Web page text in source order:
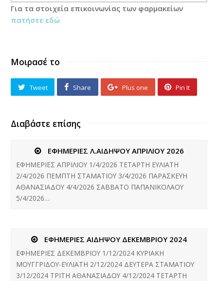
Για τα στοιχεία επικοινωνίας των φαρμακείων
πατήστε εδώ
Μοιρασέ το
Tweet Share Plus one Pin It
Διαβάστε επίσης
ΕΦΗΜΕΡΙΕΣ Λ.ΑΙΔΗΨΟΥ ΑΠΡΙΛΙΟΥ 2026
ΕΦΗΜΕΡΙΕΣ ΑΠΡΙΛΙΟΥ 1/4/2026 ΤΕΤΑΡΤΗ ΕΥΛΙΑΤΗ
2/4/2026 ΠΕΜΠΤΗ ΣΤΑΜΑΤΙΟΥ 3/4/2026 ΠΑΡΑΣΚΕΥΗ
ΑΘΑΝΑΣΙΑΔΟΥ 4/4/2026 ΣΑΒΒΑΤΟ ΠΑΠΑΝΙΚΟΛΑΟΥ
5/4/2026…
ΕΦΗΜΕΡΙΕΣ ΑΙΔΗΨΟΥ ΔΕΚΕΜΒΡΙΟΥ 2024
ΕΦΗΜΕΡΙΕΣ ΔΕΚΕΜΒΡΙΟΥ 1/12/2024 ΚΥΡΙΑΚΗ
ΜΟΥΓΓΡΙΔΟΥ-ΕΥΛΙΑΤΗ 2/12/2024 ΔΕΥΤΕΡΑ ΣΤΑΜΑΤΙΟΥ
3/12/2024 ΤΡΙΤΗ ΑΘΑΝΑΣΙΑΔΟΥ 4/12/2024 ΤΕΤΑΡΤΗ